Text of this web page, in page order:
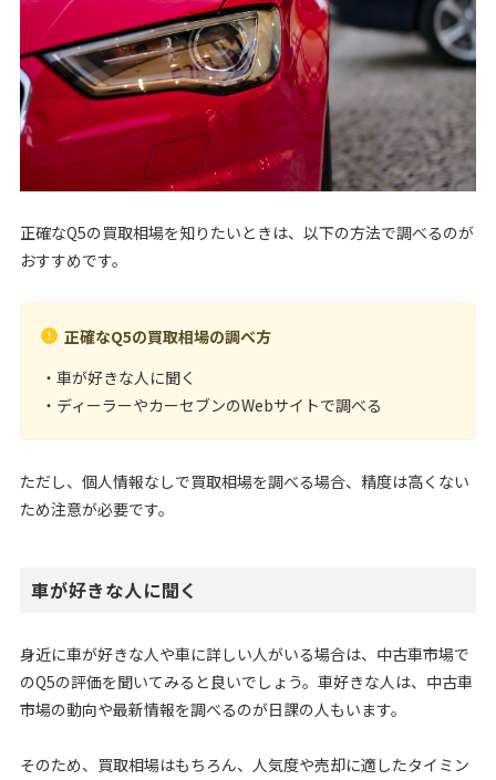
正確なQ5の買取相場を知りたいときは、以下の方法で調べるのが
おすすめです。
正確なQ5の買取相場の調べ方
・車が好きな人に聞く
・ディーラーやカーセブンのWebサイトで調べる
ただし、個人情報なしで買取相場を調べる場合、精度は高くない
ため注意が必要です。
車が好きな人に聞く
身近に車が好きな人や車に詳しい人がいる場合は、中古車市場で
のQ5の評価を聞いてみると良いでしょう。車好きな人は、中古車
市場の動向や最新情報を調べるのが日課の人もいます。
そのため、買取相場はもちろん、人気度や売却に適したタイミン